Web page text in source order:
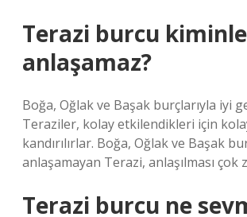
Terazi burcu kiminle
anlaşamaz?
Boğa, Oğlak ve Başak burçlarıyla iyi
Teraziler, kolay etkilendikleri için
kandırılırlar. Boğa, Oğlak ve Başak
anlaşamayan Terazi, anlaşılması
Terazi burcu ne